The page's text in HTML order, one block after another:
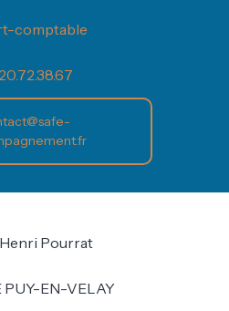
comptable
Pourrat
EN-VELAY